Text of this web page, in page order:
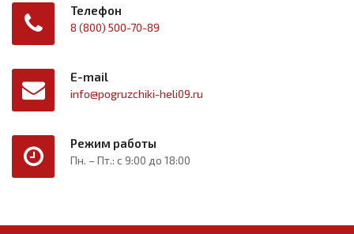
Телефон
8 (800) 500-70-89
E-mail
info@pogruzchiki-heli09.ru
Режим работы
Пн. – Пт.: с 9:00 до 18:00